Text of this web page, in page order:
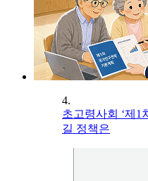
4.
초고령사회 ‘제1
길 정책은